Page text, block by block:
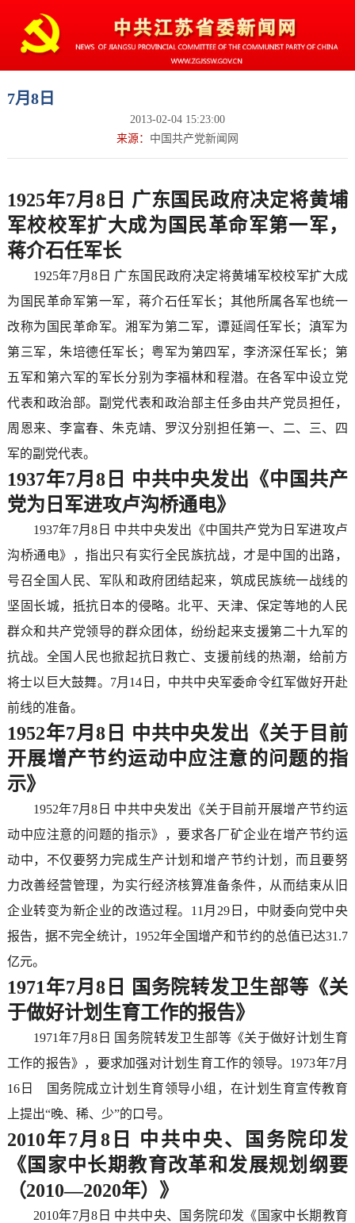
7月8日
2013-02-04 15:23:00
来源： 中国共产党新闻网
1925年7月8日 广东国民政府决定将黄埔
军校校军扩大成为国民革命军第一军，
蒋介石任军长
1925年7月8日 广东国民政府决定将黄埔军校校军扩大成
为国民革命军第一军，蒋介石任军长；其他所属各军也统一
改称为国民革命军。湘军为第二军，谭延闿任军长；滇军为
第三军，朱培德任军长；粤军为第四军，李济深任军长；第
五军和第六军的军长分别为李福林和程潜。在各军中设立党
代表和政治部。副党代表和政治部主任多由共产党员担任，
周恩来、李富春、朱克靖、罗汉分别担任第一、二、三、四
军的副党代表。
1937年7月8日 中共中央发出《中国共产
党为日军进攻卢沟桥通电》
1937年7月8日 中共中央发出《中国共产党为日军进攻卢
沟桥通电》，指出只有实行全民族抗战，才是中国的出路，
号召全国人民、军队和政府团结起来，筑成民族统一战线的
坚固长城，抵抗日本的侵略。北平、天津、保定等地的人民
群众和共产党领导的群众团体，纷纷起来支援第二十九军的
抗战。全国人民也掀起抗日救亡、支援前线的热潮，给前方
将士以巨大鼓舞。7月14日，中共中央军委命令红军做好开赴
前线的准备。
1952年7月8日 中共中央发出《关于目前
开展增产节约运动中应注意的问题的指
示》
1952年7月8日 中共中央发出《关于目前开展增产节约运
动中应注意的问题的指示》，要求各厂矿企业在增产节约运
动中，不仅要努力完成生产计划和增产节约计划，而且要努
力改善经营管理，为实行经济核算准备条件，从而结束从旧
企业转变为新企业的改造过程。11月29日，中财委向党中央
报告，据不完全统计，1952年全国增产和节约的总值已达31.7
亿元。
1971年7月8日 国务院转发卫生部等《关
于做好计划生育工作的报告》
1971年7月8日 国务院转发卫生部等《关于做好计划生育
工作的报告》，要求加强对计划生育工作的领导。1973年7月
16日 国务院成立计划生育领导小组，在计划生育宣传教育
上提出“晚、稀、少”的口号。
2010年7月8日 中共中央、国务院印发
《国家中长期教育改革和发展规划纲要
（2010—2020年）》
2010年7月8日 中共中央、国务院印发《国家中长期教育